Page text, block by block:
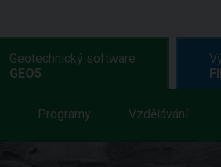
Geotechnický software
GEO5
Programy Vzdělávání